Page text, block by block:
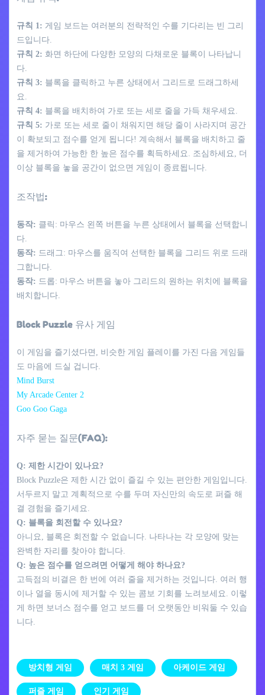
규칙 1: 게임 보드는 여러분의 전략적인 수를 기다리는 빈 그리
드입니다.
규칙 2: 화면 하단에 다양한 모양의 다채로운 블록이 나타납니
다.
규칙 3: 블록을 클릭하고 누른 상태에서 그리드로 드래그하세
요.
규칙 4: 블록을 배치하여 가로 또는 세로 줄을 가득 채우세요.
규칙 5: 가로 또는 세로 줄이 채워지면 해당 줄이 사라지며 공간
이 확보되고 점수를 얻게 됩니다! 계속해서 블록을 배치하고 줄
을 제거하여 가능한 한 높은 점수를 획득하세요. 조심하세요, 더
이상 블록을 놓을 공간이 없으면 게임이 종료됩니다.
조작법:
동작: 클릭: 마우스 왼쪽 버튼을 누른 상태에서 블록을 선택합니
다.
동작: 드래그: 마우스를 움직여 선택한 블록을 그리드 위로 드래
그합니다.
동작: 드롭: 마우스 버튼을 놓아 그리드의 원하는 위치에 블록을
배치합니다.
Block Puzzle 유사 게임
이 게임을 즐기셨다면, 비슷한 게임 플레이를 가진 다음 게임들
도 마음에 드실 겁니다.
Mind Burst
My Arcade Center 2
Goo Goo Gaga
자주 묻는 질문(FAQ):
Q: 제한 시간이 있나요?
Block Puzzle은 제한 시간 없이 즐길 수 있는 편안한 게임입니다.
서두르지 말고 계획적으로 수를 두며 자신만의 속도로 퍼즐 해
결 경험을 즐기세요.
Q: 블록을 회전할 수 있나요?
아니요, 블록은 회전할 수 없습니다. 나타나는 각 모양에 맞는
완벽한 자리를 찾아야 합니다.
Q: 높은 점수를 얻으려면 어떻게 해야 하나요?
고득점의 비결은 한 번에 여러 줄을 제거하는 것입니다. 여러 행
이나 열을 동시에 제거할 수 있는 콤보 기회를 노려보세요. 이렇
게 하면 보너스 점수를 얻고 보드를 더 오랫동안 비워둘 수 있습
니다.
방치형 게임 매치 3 게임 아케이드 게임
퍼즐 게임 인기 게임